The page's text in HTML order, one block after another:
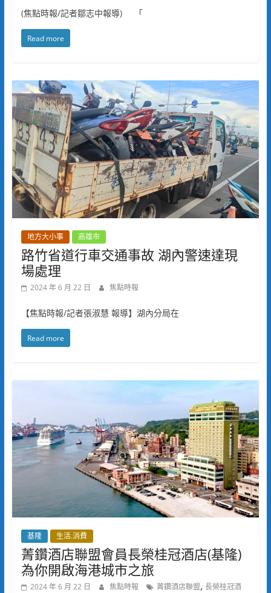
(焦點時報/記者鄒志中報導) 「
Read more
地方大小事 高雄市
路竹省道行車交通事故 湖內警速達現
場處理
2024 年 6 月 22 日 焦點時報
【焦點時報/記者張淑慧 報導】湖內分局在
Read more
基隆 生活.消費
菁鑽酒店聯盟會員長榮桂冠酒店(基隆)
為你開啟海港城市之旅
2024 年 6 月 22 日 焦點時報 菁鑽酒店聯盟, 長榮桂冠酒